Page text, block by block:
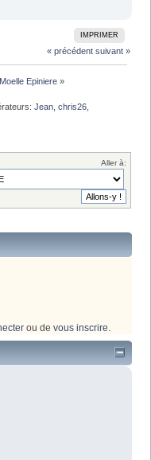
IMPRIMER
« précédent suivant »
Epiniere »
Jean ,chris26
Aller à:
ou de vous inscrire